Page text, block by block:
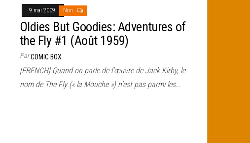
9 mai 2009 Non
Oldies But Goodies: Adventures of
the Fly #1 (Août 1959)
ParCOMIC BOX
[FRENCH] Quand on parle de l’œuvre de Jack Kirby, le
nom de The Fly (« la Mouche ») n’est pas parmi les…